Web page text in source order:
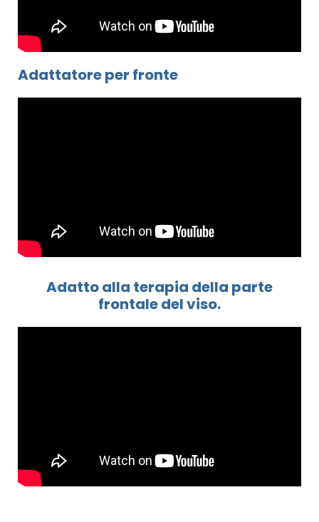
Adattatore per fronte
Adatto alla terapia della parte
frontale del viso.